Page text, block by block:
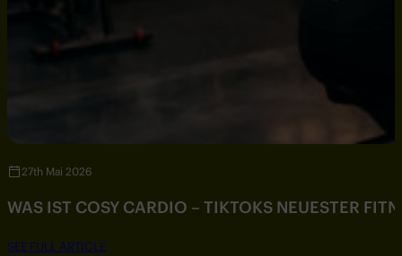
27th Mai 2026
WAS IST COSY CARDIO – TIKTOKS NEUESTER
SEE FULL ARTICLE